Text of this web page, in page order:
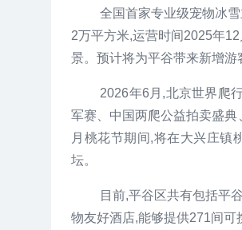
全国首家专业级宠物冰
2万平方米,运营时间2025年
景。预计将为平谷带来新增游
2026年6月,北京世界爬
军赛、中国两爬公益拍卖盛
月桃花节期间,将在大兴庄镇
坛。
目前,平谷区共有包括平
物友好酒店,能够提供271间可